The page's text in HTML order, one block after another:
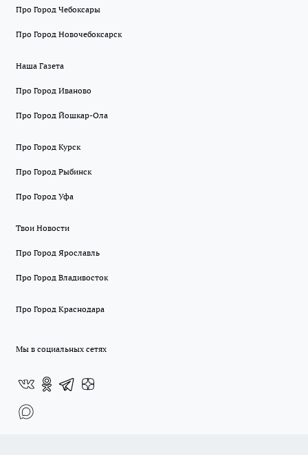
Про Город Чебоксары
Про Город Новочебоксарск
Наша Газета
Про Город Иваново
Про Город Йошкар-Ола
Про Город Курск
Про Город Рыбинск
Про Город Уфа
Твои Новости
Про Город Ярославль
Про Город Владивосток
Про Город Краснодара
Мы в социальных сетях